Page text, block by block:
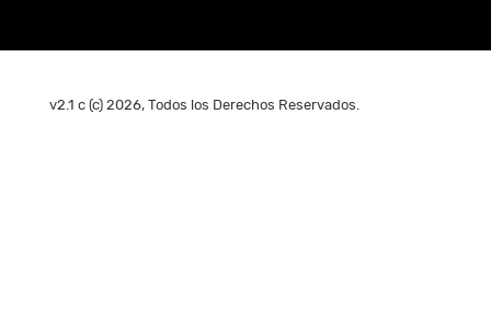
v2.1 c (c) 2026, Todos los Derechos Reservados.